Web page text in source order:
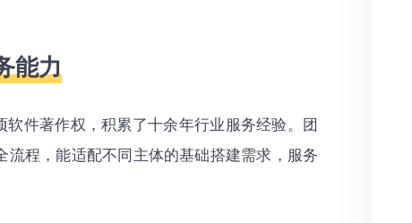
能力
软件著作权，积累了十余年行业服务经验。团
流程，能适配不同主体的基础搭建需求，服务